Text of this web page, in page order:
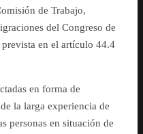
de Trabajo,
del Congreso de
en el artículo 44.4
en forma de
la larga experiencia de
personas en situación de